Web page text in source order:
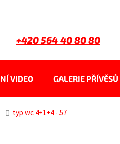
+420 564 40 80 80
VIDEO GALERIE PŘÍVĚSŮ
typ wc 4+1+4 - 57